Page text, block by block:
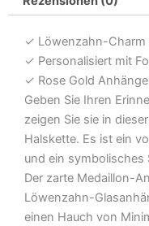
Menge
✓ Löwenzahn-
✓ Personalisiert mit
✓ Rose Gold
Geben Sie Ihren
zeigen Sie sie in
Halskette. Es ist ein
und ein symbolisches
Der zarte Medaillon-
Löwenzahn-
einen Hauch von